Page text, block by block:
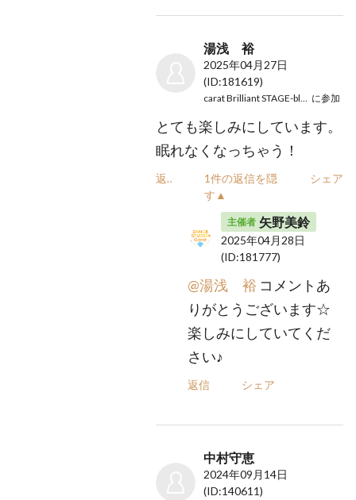
湯浅 裕
2025年04月27日
(ID:181619)
に参加
とても楽しみにしています。
眠れなくなっちゃう！
返信
1件の返信を隠
す▲
シェア
主催者 矢野美鈴
2025年04月28日
(ID:181777)
@湯浅 裕 コメントあ
りがとうございます☆
楽しみにしていてくだ
さい♪
返信 シェア
中村守恵
2024年09月14日
(ID:140611)